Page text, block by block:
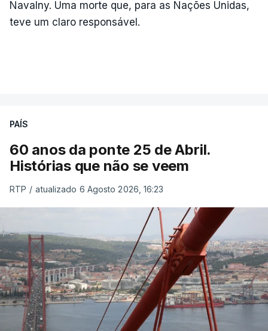
Navalny. Uma morte que, para as Nações Unidas,
teve um claro responsável.
PAÍS
60 anos da ponte 25 de Abril.
Histórias que não se veem
RTP / atualizado 6 Agosto 2026, 16:23